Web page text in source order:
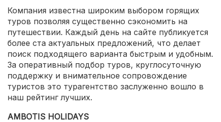
Компания известна широким выбором горящих
туров позволяя существенно сэкономить на
путешествии. Каждый день на сайте публикуется
более ста актуальных предложений, что делает
поиск подходящего варианта быстрым и удобным.
За оперативный подбор туров, круглосуточную
поддержку и внимательное сопровождение
туристов это турагентство заслуженно вошло в
наш рейтинг лучших.
AMBOTIS HOLIDAYS